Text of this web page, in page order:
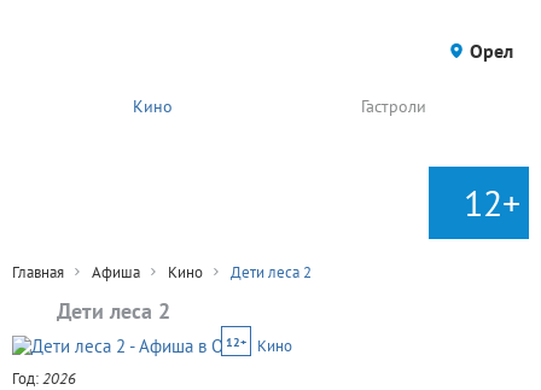
Орел
Кино Гастроли
12+
Главная Афиша Кино Дети леса 2
Дети леса 2
12+
Кино
Год:2026